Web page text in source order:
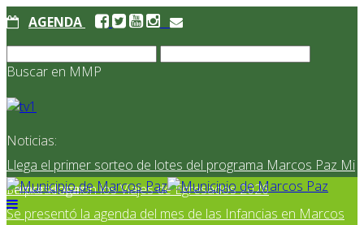
AGENDA
Buscar en MMP
Noticias:
Llega el primer sorteo de lotes del programa Marcos Paz Mi
Primer Hogar
Se presentaron los Viajes de Egresados 2026
Se presentó la agenda del mes de las Infancias en Marcos